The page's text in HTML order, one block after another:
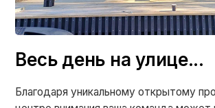
Весь день на улице...
Благодаря уникальному открытому